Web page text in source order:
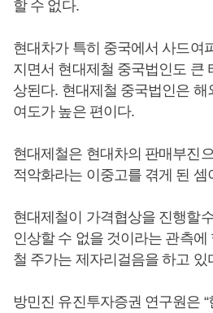
할 수 없다.
현대차가 특히 중국에서 사드여
지면서 현대제철 중국법인도 큰
상된다. 현대제철 중국법인은 해
여도가 높은 편이다.
현대제철은 현대차의 판매부진
적악화라는 이중고를 겪게 된 셈
현대제철이 가격협상을 진행할
인상할 수 없을 것이라는 관측에
철 주가는 제자리걸음을 하고 있
방민진 유진투자증권 연구원은